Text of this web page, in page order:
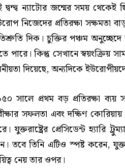
দ্বন্দ্ব ন্যাটোর জন্মের সময় থেকেই
নিজেদের প্রতিরক্ষা সক্ষমতা
দিক। চুক্তির পঞ্চম
পারে। কিন্তু সেখানে স্বয়ংক্রিয়
দিয়েছে, অন্যদিকে
সালে প্রথম বড় প্রতিরক্ষা
সফলতা এবং দক্ষিণ কোরিয়ায়
যুক্তরাষ্ট্রের প্রেসিডেন্ট হ্যারি
তবে তিনি এটিও স্পষ্ট করেন,
নেয় তার ওপর।